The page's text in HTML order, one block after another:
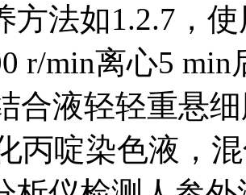
方法如1.2.7，
r/min离心5
合液轻轻重悬
丙啶染色液，